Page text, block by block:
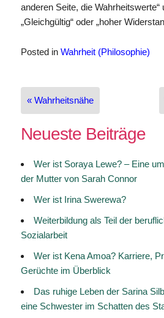
anderen Seite, die Wahrheitswerte“
„Gleichgültig“ oder „hoher
Posted in Wahrheit (Philosophie)
Beitragsnavigation
« Wahrheitsnähe
Neueste Beiträge
Wer ist Soraya Lewe? – Eine
der Mutter von Sarah Connor
Wer ist Irina Swerewa?
Weiterbildung als Teil der
Sozialarbeit
Wer ist Kena Amoa? Karriere,
Gerüchte im Überblick
Das ruhige Leben der Sarina
eine Schwester im Schatten des